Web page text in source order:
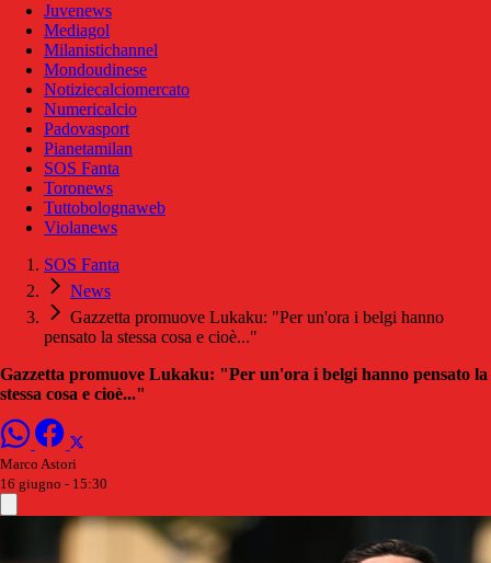
Juvenews
Mediagol
Milanistichannel
Mondoudinese
Notiziecalciomercato
Numericalcio
Padovasport
Pianetamilan
SOS Fanta
Toronews
Tuttobolognaweb
Violanews
SOS Fanta
News
Gazzetta promuove Lukaku: "Per un'ora i belgi hanno
pensato la stessa cosa e cioè..."
Gazzetta promuove Lukaku: "Per un'ora i belgi hanno pensato la
stessa cosa e cioè..."
Marco Astori
16 giugno - 15:30